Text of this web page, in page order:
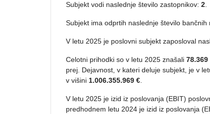
Subjekt vodi naslednje število zastopnikov: 2
Subjekt ima odprtih naslednje število bančnih
V letu 2025 je poslovni subjekt zaposloval
Celotni prihodki so v letu 2025 znašali 78.369
prej. Dejavnost, v kateri deluje subjekt, je v
v višini 1.006.355.969 €
V letu 2025 je izid iz poslovanja (EBIT)
predhodnem letu 2024 je izid iz poslovanja